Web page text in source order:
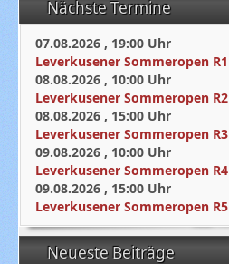
Nächste Termine
07.08.2026 , 19:00 Uhr
Leverkusener Sommeropen R1
08.08.2026 , 10:00 Uhr
Leverkusener Sommeropen R2
08.08.2026 , 15:00 Uhr
Leverkusener Sommeropen R3
09.08.2026 , 10:00 Uhr
Leverkusener Sommeropen R4
09.08.2026 , 15:00 Uhr
Leverkusener Sommeropen R5
Neueste Beiträge